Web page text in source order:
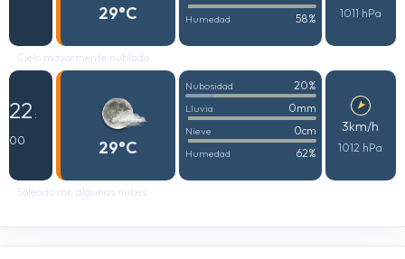
29°C Humedad 58% 1011 hPa
Cielo mayormente nublado
22 :
00
29°C
Nubosidad 20%
Lluvia 0mm
Nieve 0cm
Humedad 62%
3km/h
1012 hPa
Soleado con algunas nubes